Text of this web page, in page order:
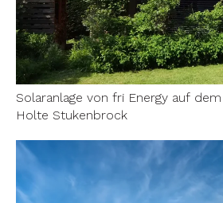
Solaranlage von fri Energy auf
Holte Stukenbrock